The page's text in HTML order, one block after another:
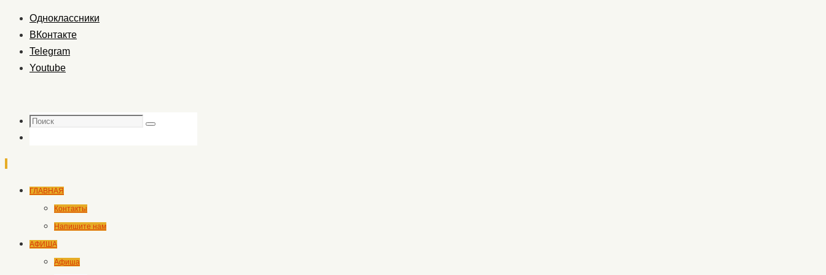
Одноклассники
ВКонтакте
Telegram
Youtube
Поиск
Поиск
Перейти
содержимому
ГЛАВНАЯ
Контакты
Напишите нам
АФИША
Афиша